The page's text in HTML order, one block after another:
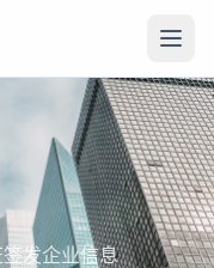
发企业信息